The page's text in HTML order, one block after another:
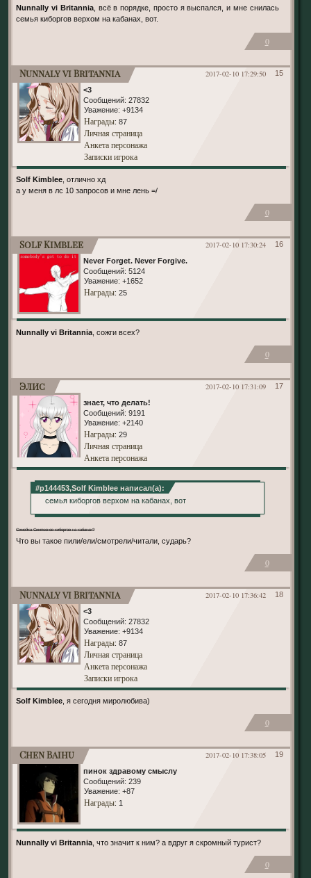
Nunnally vi Britannia, всё в порядке, просто я выспался, и мне снилась
семья киборгов верхом на кабанах, вот.
0
15
2017-02-10 17:29:50
Nunnaly vi Britannia
<3
Сообщений: 27832
Уважение: +9134
Награды: 87
Личная страница
Анкета персонажа
Записки игрока
Solf Kimblee , отлично хд
а у меня в лс 10 запросов и мне лень =/
0
16
2017-02-10 17:30:24
Solf Kimblee
Never Forget. Never Forgive.
Сообщений: 5124
Уважение: +1652
Награды: 25
Nunnally vi Britannia , сожги всех?
0
17
2017-02-10 17:31:09
Элис
знает, что делать!
Сообщений: 9191
Уважение: +2140
Награды: 29
Личная страница
Анкета персонажа
#p144453,Solf Kimblee написал(а):
семья киборгов верхом на кабанах, вот
Семейка Симпсонов-киборгов на кабанах?
Что вы такое пили/ели/смотрели/читали, сударь?
0
18
2017-02-10 17:36:42
Nunnaly vi Britannia
<3
Сообщений: 27832
Уважение: +9134
Награды: 87
Личная страница
Анкета персонажа
Записки игрока
Solf Kimblee , я сегодня миролюбива)
0
19
2017-02-10 17:38:05
Chen Baihu
пинок здравому смыслу
Сообщений: 239
Уважение: +87
Награды: 1
Nunnally vi Britannia , что значит к ним? а вдруг я скромный турист?
0